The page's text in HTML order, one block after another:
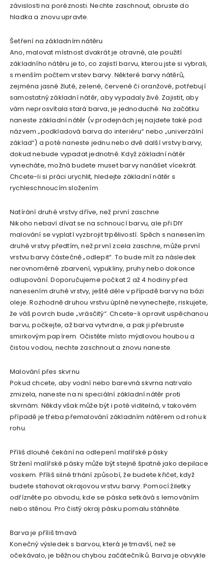
závislosti na poréznosti. Nechte zaschnout, obruste do
hladka a znovu upravte.
Šetření na základním nátěru
Ano, malovat místnost dvakrát je otravné, ale použití
základního nátěru je to, co zajistí barvu, kterou jste si vybrali,
s menším počtem vrstev barvy. Některé barvy nátěrů,
zejména jasné žluté, zelené, červené či oranžové, potřebují
samostatný základní nátěr, aby vypadaly živě. Zajistit, aby
vám neprosvítala stará barva, je jednoduché. Na začátku
naneste základní nátěr (v prodejnách jej najdete také pod
názvem „podkladová barva do interiéru“ nebo „univerzální
základ“) a poté naneste jednu nebo dvě další vrstvy barvy,
dokud nebude vypadat jednotně. Když základní nátěr
vynecháte, možná budete muset barvy nanášet vícekrát.
Chcete-li si práci urychlit, hledejte základní nátěr s
rychleschnoucím složením.
Natírání druhé vrstvy dříve, než první zaschne
Nikoho nebaví dívat se na schnoucí barvu, ale při DIY
malování se vyplatí vyzbrojit trpělivostí. Spěch s nanesením
druhé vrstvy předtím, než první zcela zaschne, může první
vrstvu barvy částečně „odlepit“. To bude mít za následek
nerovnoměrné zbarvení, vypukliny, pruhy nebo dokonce
odlupování. Doporučujeme počkat 2 až 4 hodiny před
nanesením druhé vrstvy, ještě déle v případě barvy na bázi
oleje. Rozhodně druhou vrstvu úplně nevynechejte, riskujete,
že váš povrch bude „vrásčitý“. Chcete-li opravit uspěchanou
barvu, počkejte, až barva vytvrdne, a pak ji přebruste
smirkovým papírem. Očistěte místo mýdlovou houbou a
čistou vodou, nechte zaschnout a znovu naneste.
Malování přes skvrnu
Pokud chcete, aby vodní nebo barevná skvrna natrvalo
zmizela, naneste na ni speciální základní nátěr proti
skvrnám. Někdy však může být i poté viditelná, v takovém
případě je třeba přemalování základním nátěrem od rohu k
rohu.
Příliš dlouhé čekání na odlepení malířské pásky
Stržení malířské pásky může být stejně špatné jako depilace
voskem. Příliš silné trhání způsobí, že budete křičet, když
budete stahovat okrajovou vrstvu barvy. Pomocí žiletky
odřízněte po obvodu, kde se páska setkává s lemováním
nebo stěnou. Pro čistý okraj pásku pomalu stáhněte.
Barva je příliš tmavá
Konečný výsledek s barvou, která je tmavší, než se
očekávalo, je běžnou chybou začátečníků. Barva je obvykle